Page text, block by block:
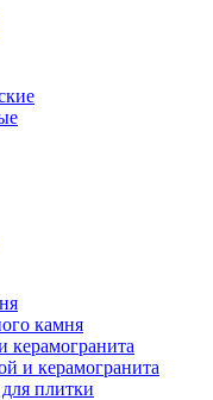
камня
керамогранита
и керамогранита
плитки